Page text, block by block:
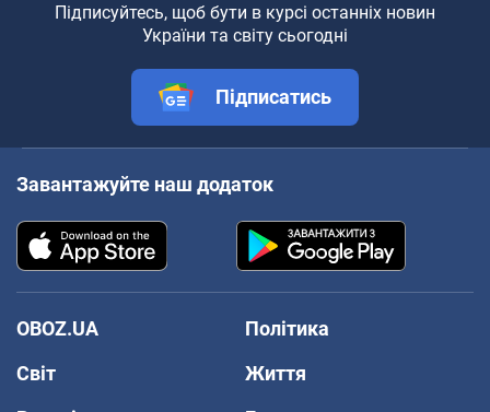
Підписуйтесь, щоб бути в курсі останніх новин
України та світу сьогодні
Підписатись
Завантажуйте наш додаток
OBOZ.UA
Політика
Світ
Життя